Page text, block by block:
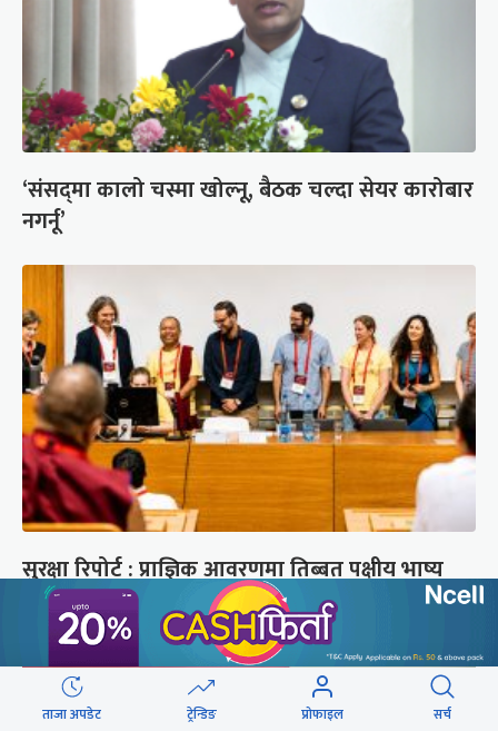
‘संसद्‍मा कालो चस्मा खोल्नू, बैठक चल्दा सेयर कारोबार
नगर्नू’
सुरक्षा रिपोर्ट : प्राज्ञिक आवरणमा तिब्बत पक्षीय भाष्य
निर्माणको योजना
ताजा अपडेट ट्रेन्डिङ प्रोफाइल सर्च